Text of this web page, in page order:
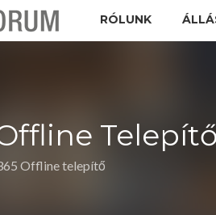
RÓLUNK
Offline telepítő